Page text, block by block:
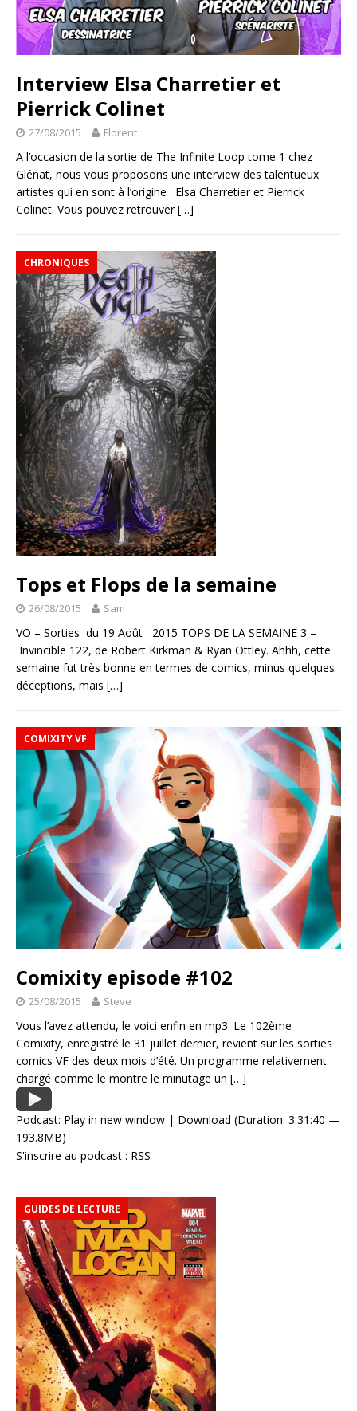
Interview Elsa Charretier et
Pierrick Colinet
27/08/2015 Florent
A l’occasion de la sortie de The Infinite Loop tome 1 chez
Glénat, nous vous proposons une interview des talentueux
artistes qui en sont à l’origine : Elsa Charretier et Pierrick
Colinet. Vous pouvez retrouver[…]
CHRONIQUES
Tops et Flops de la semaine
26/08/2015 Sam
VO – Sorties du 19 Août 2015 TOPS DE LA SEMAINE 3 –
Invincible 122, de Robert Kirkman & Ryan Ottley. Ahhh, cette
semaine fut très bonne en termes de comics, minus quelques
déceptions, mais […]
COMIXITY VF
Comixity episode #102
25/08/2015 Steve
Vous l’avez attendu, le voici enfin en mp3. Le 102ème
Comixity, enregistré le 31 juillet dernier, revient sur les sorties
comics VF des deux mois d’été. Un programme relativement
chargé comme le montre le minutage un […]
Podcast: Play in new window | Download (Duration: 3:31:40 —
193.8MB)
S'inscrire au podcast : RSS
GUIDES DE LECTURE